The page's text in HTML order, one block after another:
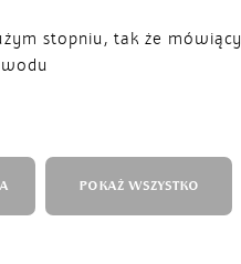
stopniu, tak że mówiący
POKAŻ WSZYSTKO